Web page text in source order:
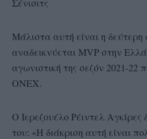
Σένισιτς
Μάλιστα αυτή είναι η
αναδεικνύεται MVP στην
αγωνιστική της σεζόν 2021-22
ΟΝΕΧ.
Ο Ιερεζουέλο Ρέιντελ Αγκίρες
του: «Η διάκριση αυτή είναι